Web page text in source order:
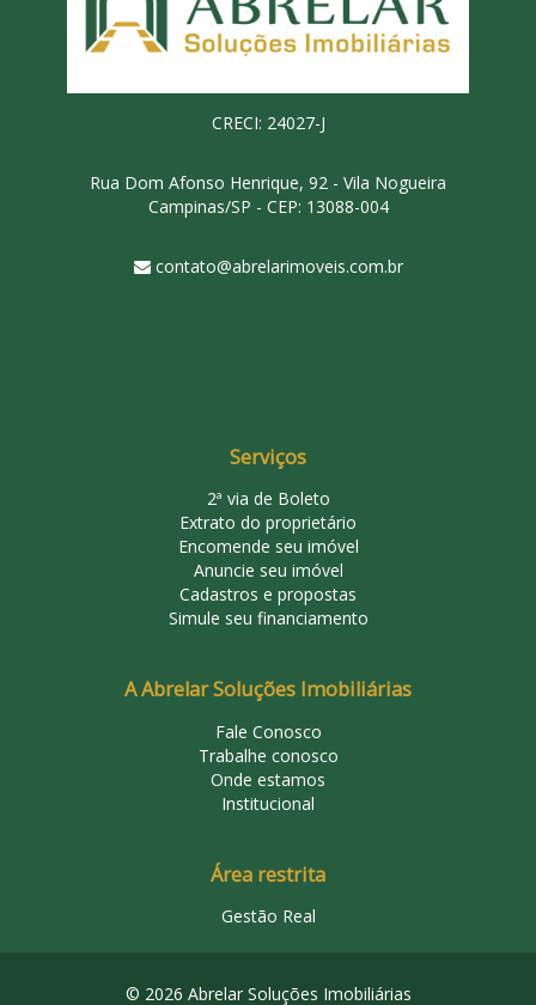
CRECI: 24027-J
Rua Dom Afonso Henrique, 92 - Vila Nogueira
Campinas/SP - CEP: 13088-004
contato@abrelarimoveis.com.br
Serviços
2ª via de Boleto
Extrato do proprietário
Encomende seu imóvel
Anuncie seu imóvel
Cadastros e propostas
Simule seu financiamento
A Abrelar Soluções Imobiliárias
Fale Conosco
Trabalhe conosco
Onde estamos
Institucional
Área restrita
Gestão Real
© 2026 Abrelar Soluções Imobiliárias